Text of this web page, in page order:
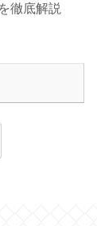
徹底解説